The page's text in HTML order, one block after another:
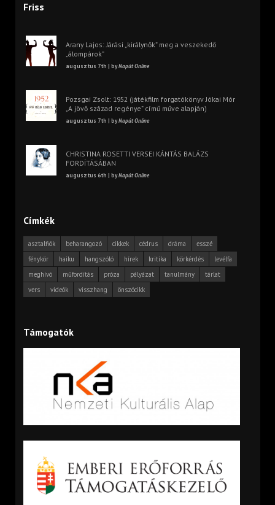
Friss
Arany Lajos: Járási „királynők” meg a veszekedő
„álompárok”
augusztus 7th | byNapút Online
Pozsgai Zsolt: 1952 (játékfilm forgatókönyv Jókai Mór
„A jövő század regénye” című műve alapján)
augusztus 7th | byNapút Online
CHRISTINA ROSETTI VERSEI KÁNTÁS BALÁZS
FORDÍTÁSÁBAN
augusztus 6th | byNapút Online
Címkék
asztalfiók beharangozó cikkek cédrus dráma
esszé
fénykör
haiku hangszóló hírek kritika körkérdés
levélfa
meghívó
műfordítás próza pályázat tanulmány
tárlat
vers
videók visszhang önszócikk
Támogatók